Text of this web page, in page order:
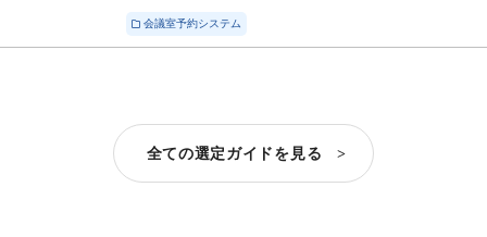
会議室予約システム
全ての選定ガイドを見る >